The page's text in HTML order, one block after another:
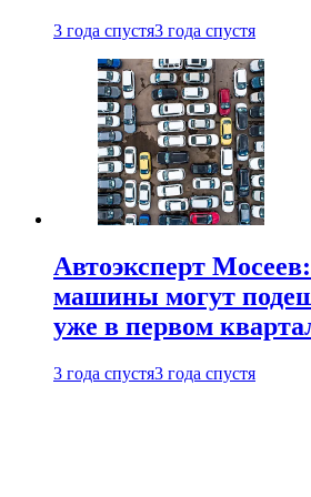
3 года спустя3 года спустя
Автоэксперт
машины могут
уже в первом
3 года спустя3 года спустя